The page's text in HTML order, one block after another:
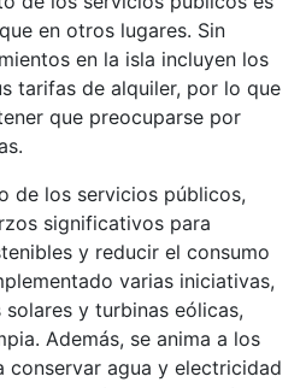
en otros lugares. Sin
en la isla incluyen los
tarifas de alquiler, por lo que
que preocuparse por
de los servicios públicos,
significativos para
y reducir el consumo
varias iniciativas,
y turbinas eólicas,
Además, se anima a los
conservar agua y electricidad